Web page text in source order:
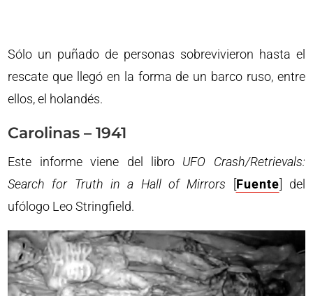
Sólo un puñado de personas sobrevivieron hasta el
rescate que llegó en la forma de un barco ruso, entre
ellos, el holandés.
Carolinas – 1941
Este informe viene del libro UFO Crash/Retrievals:
Search for Truth in a Hall of Mirrors
Fuente ] del
ufólogo Leo Stringfield.